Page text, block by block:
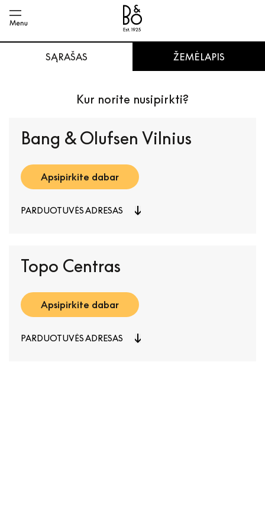
SĄRAŠAS ŽEMĖLAPIS
Kur norite nusipirkti?
Bang & Olufsen Vilnius
Apsipirkite dabar
PARDUOTUVĖS ADRESAS
Topo Centras
Apsipirkite dabar
PARDUOTUVĖS ADRESAS